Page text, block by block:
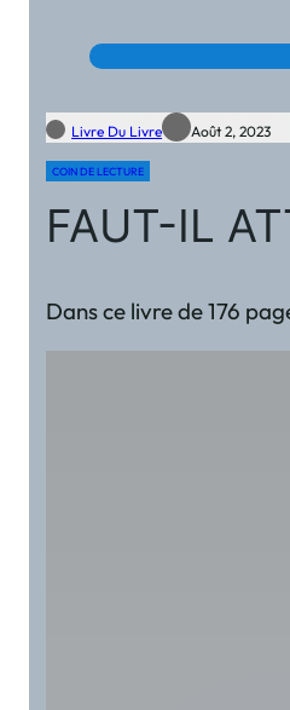
Livre Du Livre Août 2, 2023
COIN DE LECTURE
FAUT-IL
Dans ce livre de 176